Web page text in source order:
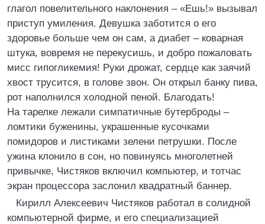
глагол повелительного наклонения – «Ешь!» вызывал
приступ умиления. Девушка заботится о его
здоровье больше чем он сам, а диабет – коварная
штука, вовремя не перекусишь, и добро пожаловать
мисс гипогликемия! Руки дрожат, сердце как заячий
хвост трусится, в голове звон. Он открыл банку пива,
рот наполнился холодной пеной. Благодать!
На тарелке лежали симпатичные бутерброды –
ломтики буженины, украшенные кусочками
помидоров и листиками зелени петрушки. После
ужина клонило в сон, но повинуясь многолетней
привычке, Чистяков включил компьютер, и тотчас
экран процессора заслонил квадратный баннер.
Кирилл Алексеевич Чистяков работал в солидной
компьютерной фирме, и его специализацией